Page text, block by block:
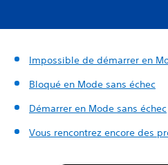
Impossible de démarrer en
Bloqué en Mode sans échec
Démarrer en Mode sans échec
Vous rencontrez encore des